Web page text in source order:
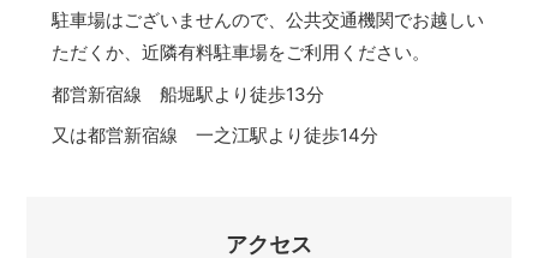
駐車場はございませんので、公共交通機関でお越しい
ただくか、近隣有料駐車場をご利用ください。
都営新宿線 船堀駅より徒歩13分
又は都営新宿線 一之江駅より徒歩14分
アクセス